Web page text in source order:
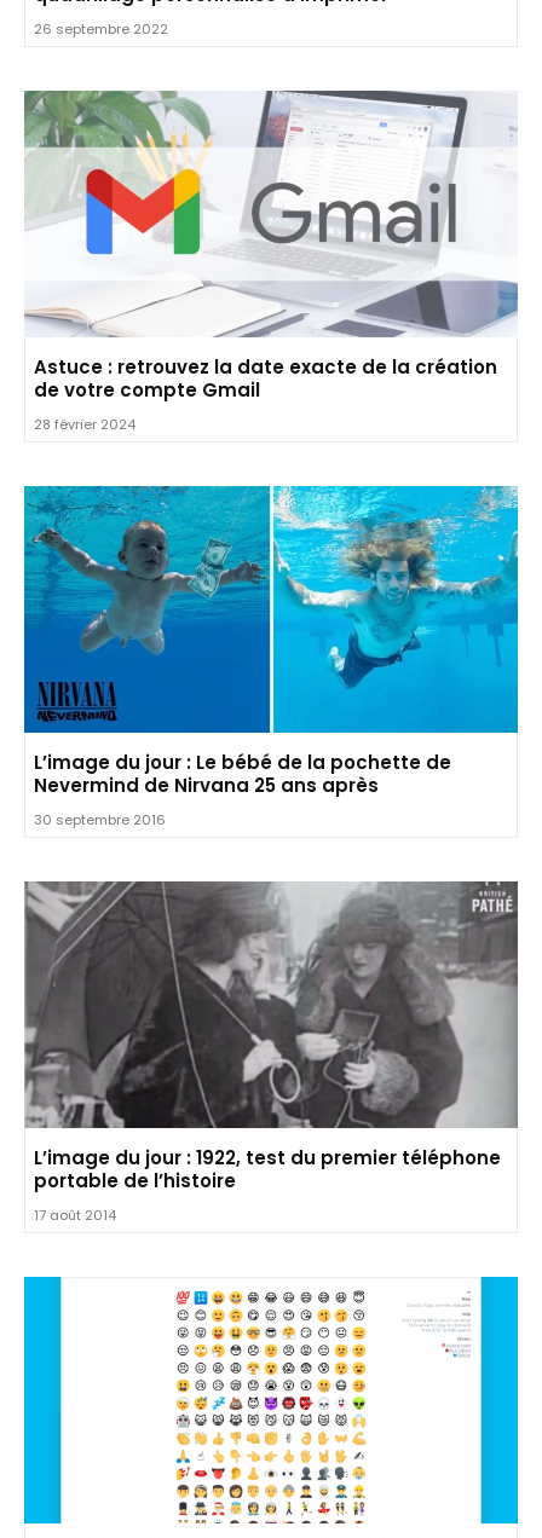
26 septembre 2022
Astuce : retrouvez la date exacte de la création
de votre compte Gmail
28 février 2024
L’image du jour : Le bébé de la pochette de
Nevermind de Nirvana 25 ans après
30 septembre 2016
L’image du jour : 1922, test du premier téléphone
portable de l’histoire
17 août 2014